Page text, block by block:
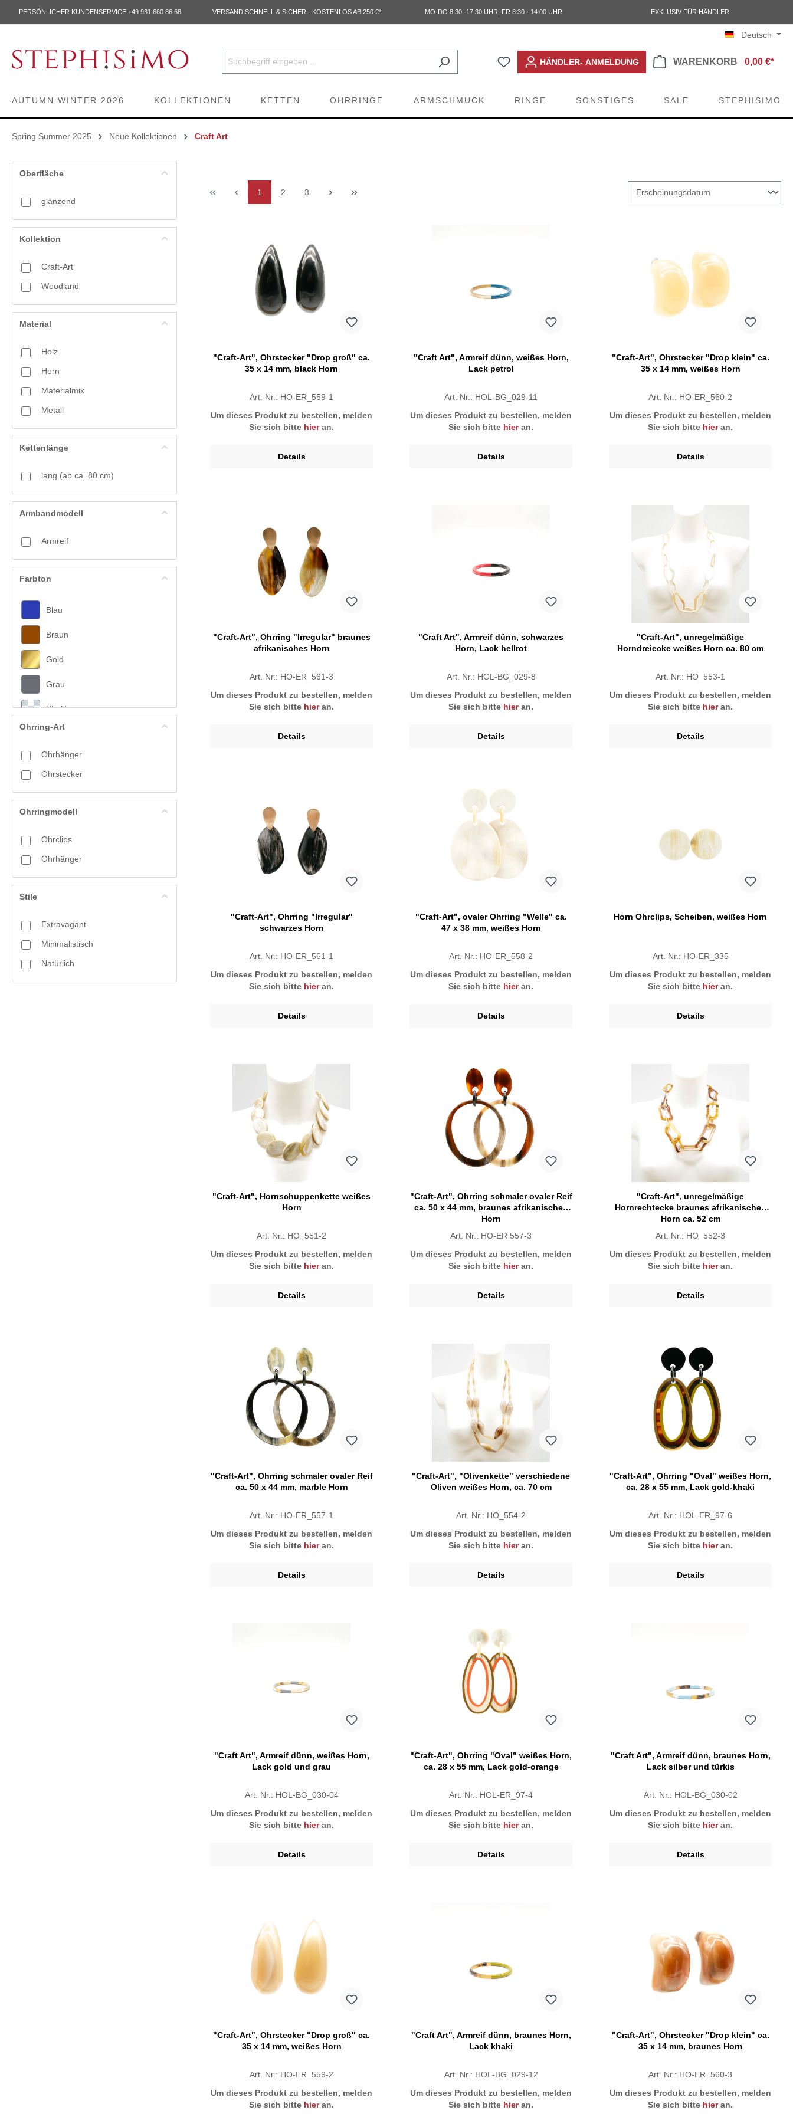
PERSÖNLICHER KUNDENSERVICE +49 931 660 86 68 VERSAND SCHNELL & SICHER - KOSTENLOS AB 250 €* MO-DO 8:30 -17:30 UHR, FR 8:30 - 14:00 UHR EXKLUSIV FÜR HÄNDLER
Deutsch
HÄNDLER- ANMELDUNG WARENKORB 0,00 €*
AUTUMN WINTER 2026 KOLLEKTIONEN KETTEN OHRRINGE ARMSCHMUCK RINGE SONSTIGES SALE STEPHISIMO
Spring Summer 2025 Neue Kollektionen Craft Art
Oberfläche
glänzend
Kollektion
Craft-Art
Woodland
Material
Holz
Horn
Materialmix
Metall
Kettenlänge
lang (ab ca. 80 cm)
Armbandmodell
Armreif
Farbton
Blau
Braun
Gold
Grau
Khaki
Lila
Oliv
Silber
Ohrring-Art
Ohrhänger
Ohrstecker
Ohrringmodell
Ohrclips
Ohrhänger
Stile
Extravagant
Minimalistisch
Natürlich
1 2 3
"Craft-Art", Ohrstecker "Drop groß" ca.
35 x 14 mm, black Horn
Art. Nr.: HO-ER_559-1
Um dieses Produkt zu bestellen, melden
Sie sich bitte hieran.
Details
"Craft Art", Armreif dünn, weißes Horn,
Lack petrol
Art. Nr.: HOL-BG_029-11
Um dieses Produkt zu bestellen, melden
Sie sich bitte hieran.
Details
"Craft-Art", Ohrstecker "Drop klein" ca.
35 x 14 mm, weißes Horn
Art. Nr.: HO-ER_560-2
Um dieses Produkt zu bestellen, melden
Sie sich bitte hieran.
Details
"Craft-Art", Ohrring "Irregular" braunes
afrikanisches Horn
Art. Nr.: HO-ER_561-3
Um dieses Produkt zu bestellen, melden
Sie sich bitte hieran.
Details
"Craft Art", Armreif dünn, schwarzes
Horn, Lack hellrot
Art. Nr.: HOL-BG_029-8
Um dieses Produkt zu bestellen, melden
Sie sich bitte hieran.
Details
"Craft-Art", unregelmäßige
Horndreiecke weißes Horn ca. 80 cm
Art. Nr.: HO_553-1
Um dieses Produkt zu bestellen, melden
Sie sich bitte hieran.
Details
"Craft-Art", Ohrring "Irregular"
schwarzes Horn
Art. Nr.: HO-ER_561-1
Um dieses Produkt zu bestellen, melden
Sie sich bitte hieran.
Details
"Craft-Art", ovaler Ohrring "Welle" ca.
47 x 38 mm, weißes Horn
Art. Nr.: HO-ER_558-2
Um dieses Produkt zu bestellen, melden
Sie sich bitte hieran.
Details
Horn Ohrclips, Scheiben, weißes Horn
Art. Nr.: HO-ER_335
Um dieses Produkt zu bestellen, melden
Sie sich bitte hieran.
Details
"Craft-Art", Hornschuppenkette weißes
Horn
Art. Nr.: HO_551-2
Um dieses Produkt zu bestellen, melden
Sie sich bitte hieran.
Details
"Craft-Art", Ohrring schmaler ovaler Reif
ca. 50 x 44 mm, braunes afrikanisches
Horn
Art. Nr.: HO-ER 557-3
Um dieses Produkt zu bestellen, melden
Sie sich bitte hieran.
Details
"Craft-Art", unregelmäßige
Hornrechtecke braunes afrikanisches
Horn ca. 52 cm
Art. Nr.: HO_552-3
Um dieses Produkt zu bestellen, melden
Sie sich bitte hieran.
Details
"Craft-Art", Ohrring schmaler ovaler Reif
ca. 50 x 44 mm, marble Horn
Art. Nr.: HO-ER_557-1
Um dieses Produkt zu bestellen, melden
Sie sich bitte hieran.
Details
"Craft-Art", "Olivenkette" verschiedene
Oliven weißes Horn, ca. 70 cm
Art. Nr.: HO_554-2
Um dieses Produkt zu bestellen, melden
Sie sich bitte hieran.
Details
"Craft-Art", Ohrring "Oval" weißes Horn,
ca. 28 x 55 mm, Lack gold-khaki
Art. Nr.: HOL-ER_97-6
Um dieses Produkt zu bestellen, melden
Sie sich bitte hieran.
Details
"Craft Art", Armreif dünn, weißes Horn,
Lack gold und grau
Art. Nr.: HOL-BG_030-04
Um dieses Produkt zu bestellen, melden
Sie sich bitte hieran.
Details
"Craft-Art", Ohrring "Oval" weißes Horn,
ca. 28 x 55 mm, Lack gold-orange
Art. Nr.: HOL-ER_97-4
Um dieses Produkt zu bestellen, melden
Sie sich bitte hieran.
Details
"Craft Art", Armreif dünn, braunes Horn,
Lack silber und türkis
Art. Nr.: HOL-BG_030-02
Um dieses Produkt zu bestellen, melden
Sie sich bitte hieran.
Details
"Craft-Art", Ohrstecker "Drop groß" ca.
35 x 14 mm, weißes Horn
Art. Nr.: HO-ER_559-2
Um dieses Produkt zu bestellen, melden
Sie sich bitte hieran.
"Craft Art", Armreif dünn, braunes Horn,
Lack khaki
Art. Nr.: HOL-BG_029-12
Um dieses Produkt zu bestellen, melden
Sie sich bitte hieran.
"Craft-Art", Ohrstecker "Drop klein" ca.
35 x 14 mm, braunes Horn
Art. Nr.: HO-ER_560-3
Um dieses Produkt zu bestellen, melden
Sie sich bitte hieran.